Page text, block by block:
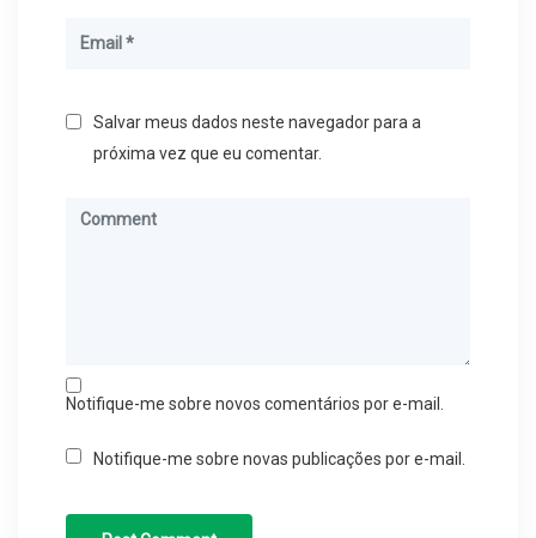
Salvar meus dados neste navegador para a
próxima vez que eu comentar.
Notifique-me sobre novos comentários por e-mail.
Notifique-me sobre novas publicações por e-mail.